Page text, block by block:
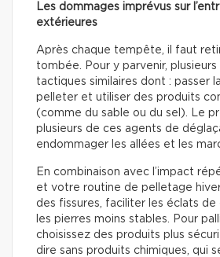
Les dommages imprévus sur
extérieures
Après chaque tempête, il faut
tombée. Pour y parvenir,
tactiques similaires dont : passer
pelleter et utiliser des produits
(comme du sable ou du sel). Le
plusieurs de ces agents de
endommager les allées et les
En combinaison avec l’impact
et votre routine de pelletage
des fissures, faciliter les éclats
les pierres moins stables. Pour
choisissez des produits plus
dire sans produits chimiques, qui